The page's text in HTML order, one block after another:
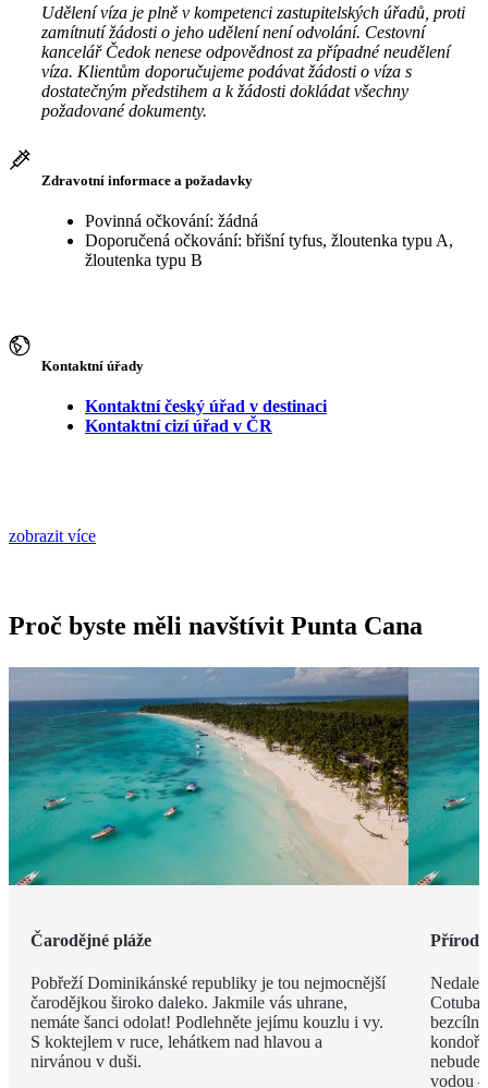
Udělení víza je plně v kompetenci zastupitelských úřadů, proti
zamítnutí žádosti o jeho udělení není odvolání. Cestovní
kancelář Čedok nenese odpovědnost za případné neudělení
víza. Klientům doporučujeme podávat žádosti o víza s
dostatečným předstihem a k žádosti dokládat všechny
požadované dokumenty.
Zdravotní informace a požadavky
Povinná očkování: žádná
Doporučená očkování: břišní tyfus, žloutenka typu A,
žloutenka typu B
Kontaktní úřady
Kontaktní český úřad v destinaci
Kontaktní cizí úřad v ČR
zobrazit více
Proč byste měli navštívit Punta Cana
Čarodějné pláže
Pobřeží Dominikánské republiky je tou nejmocnější
čarodějkou široko daleko. Jakmile vás uhrane,
nemáte šanci odolat! Podlehněte jejímu kouzlu i vy.
S koktejlem v ruce, lehátkem nad hlavou a
nirvánou v duši.
vodou